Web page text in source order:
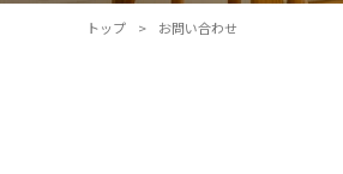
トップ > お問い合わせ